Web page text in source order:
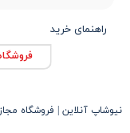
خروج از حساب کاربری
راهنمای خرید
نیوشاپ آنلاین | فروشگاه